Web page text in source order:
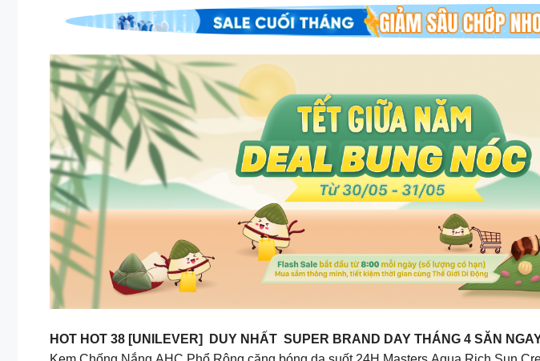
HOT HOT 38 [UNILEVER] DUY NHẤT SUPER BRAND DAY THÁNG 4 SĂN